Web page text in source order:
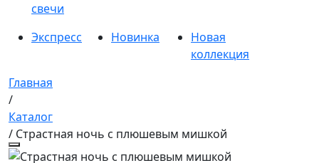
свечи
Экспресс
Новинка
Новая
коллекция
Главная
/
Каталог
/ Страстная ночь с плюшевым мишкой